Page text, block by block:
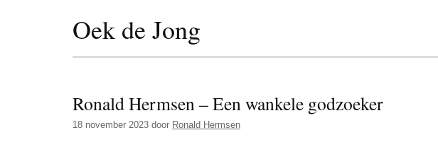
Oek de Jong
Ronald Hermsen – Een wankele godzoeker
18 november 2023 door Ronald Hermsen